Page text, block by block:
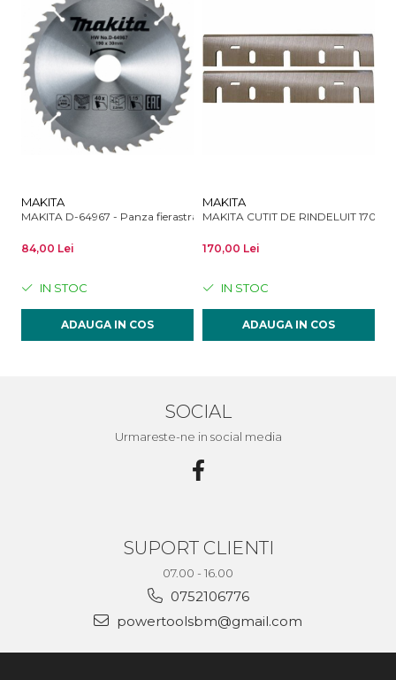
MAKITA
MAKITA D-64967 - Panza fierastrau circular, lemn, 190x30x2.2 mm, 40
84,00 Lei
IN STOC
ADAUGA IN COS
MAKITA
MAKITA CUTIT DE RINDELUIT 170
170,00 Lei
IN STOC
ADAUGA IN COS
SOCIAL
Urmareste-ne in social media
SUPORT CLIENTI
07.00 - 16.00
0752106776
powertoolsbm@gmail.com